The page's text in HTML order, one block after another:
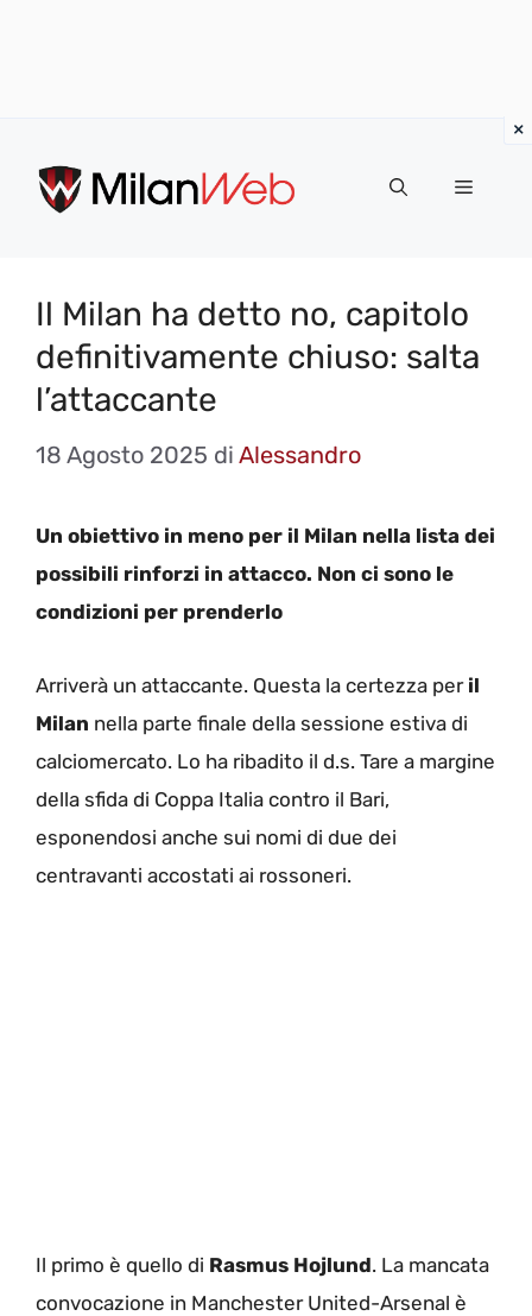
contenuto
MENU
Il Milan ha detto no, capitolo
definitivamente chiuso: salta
l’attaccante
18 Agosto 2025 di Alessandro
Un obiettivo in meno per il Milan nella lista dei
possibili rinforzi in attacco. Non ci sono le
condizioni per prenderlo
Arriverà un attaccante. Questa la certezza per il
Milan nella parte finale della sessione estiva di
calciomercato. Lo ha ribadito il d.s. Tare a margine
della sfida di Coppa Italia contro il Bari,
esponendosi anche sui nomi di due dei
centravanti accostati ai rossoneri.
Il primo è quello di Rasmus Hojlund. La mancata
convocazione in Manchester United-Arsenal è